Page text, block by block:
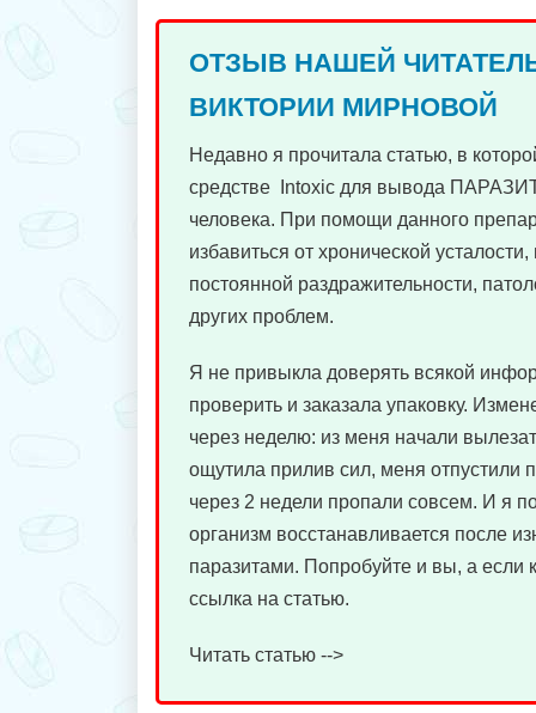
ОТЗЫВ НАШЕЙ
ВИКТОРИИ МИРНОВОЙ
Недавно я прочитала статью, в
средстве Intoxic для вывода
человека. При помощи данного
избавиться от хронической
постоянной раздражительности,
других проблем.
Я не привыкла доверять всякой
проверить и заказала упаковку.
через неделю: из меня начали
ощутила прилив сил, меня отпустили
через 2 недели пропали совсем. И я
организм восстанавливается после
паразитами. Попробуйте и вы, а если
ссылка на статью.
Читать статью -->